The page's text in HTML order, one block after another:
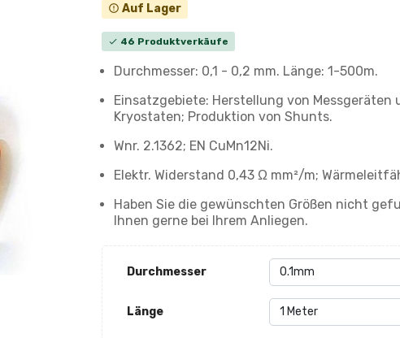
error_outline Auf Lager
check 46 Produktverkäufe
Durchmesser: 0,1 - 0,2 mm. Länge: 1-500m.
Einsatzgebiete: Herstellung von
Kryostaten; Produktion von Shunts.
Wnr. 2.1362; EN CuMn12Ni.
Elektr. Widerstand 0,43 Ω mm²/m;
Haben Sie die gewünschten Größen nicht
Ihnen gerne bei Ihrem Anliegen.
Durchmesser
Länge